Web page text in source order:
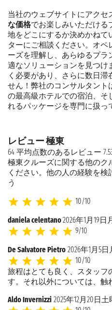
当社のウェブサイトにアクセ
な価格でお楽しみいただける
地をどこにするか決めかねて
ターにご相談ください。オペ
ーズを理解し、あらゆるプ
適なソリューションを見つけ
く必要があり、さらに数日滞
せん！弊社のコンサルタント
の最高級ホテルでの宿泊、そ
れるパッケージを専門に扱っ
レビュー 極東
64 平均点数のあるレビュー
極東クルーズに関する他のク
ください。他の人の経験を検
う
10/10
daniela celentano2026年1月19日
9/10
De Salvatore Pietro 2026年1月5
10/10
旅程はとても良く、スタッフ
す。それ以外については、触
Aldo Invernizzi 2025年12月20日土